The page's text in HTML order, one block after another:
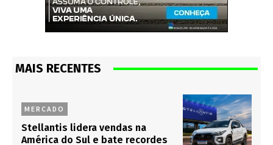
MAIS RECENTES
MERCADO
Stellantis lidera vendas na
América do Sul e bate recordes